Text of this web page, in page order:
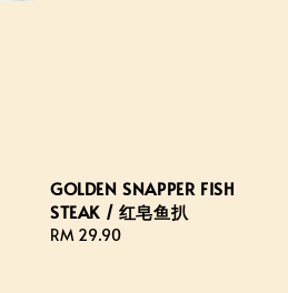
GOLDEN SNAPPER FISH
STEAK / 红皂鱼扒
Regular
RM 29.90